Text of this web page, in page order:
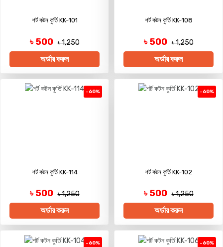
শর্ট কটন কুর্তি KK-101
৳ 500 ৳ 1,250
অর্ডার করুন
শর্ট কটন কুর্তি KK-108
৳ 500 ৳ 1,250
অর্ডার করুন
-60%
শর্ট কটন কুর্তি KK-114
৳ 500 ৳ 1,250
অর্ডার করুন
-60%
শর্ট কটন কুর্তি KK-102
৳ 500 ৳ 1,250
অর্ডার করুন
-60% -60%